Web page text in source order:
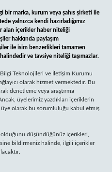
bir marka, kurum veya şahıs şirketi ile
yalnızca kendi hazırladığımız
alan içerikler haber niteliği
hakkında paylaşım
ile isim benzerlikleri tamamen
ve tavsiye niteliği taşımazlar.
Teknolojileri ve İletişim Kurumu
olarak hizmet vermektedir. Bu
denetleme veya araştırma
üyelerimiz yazdıkları içeriklerin
olarak bu sorumluluğu kabul etmiş
olduğunu düşündüğünüz içerikleri,
bildirmeniz halinde, ilgili içerikler